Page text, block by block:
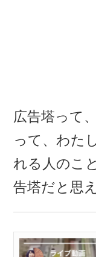
広告塔って
って、わた
れる人のこ
告塔だと思え